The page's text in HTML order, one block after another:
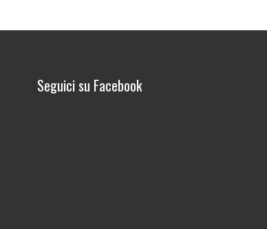
Seguici su Facebook